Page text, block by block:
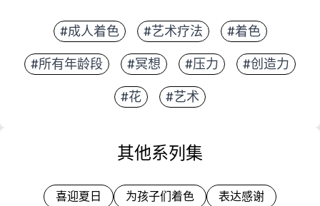
#成人着色 #艺术疗法 #着色
#所有年龄段 #冥想 #压力 #创造力
#花 #艺术
其他系列集
喜迎夏日 为孩子们着色 表达感谢